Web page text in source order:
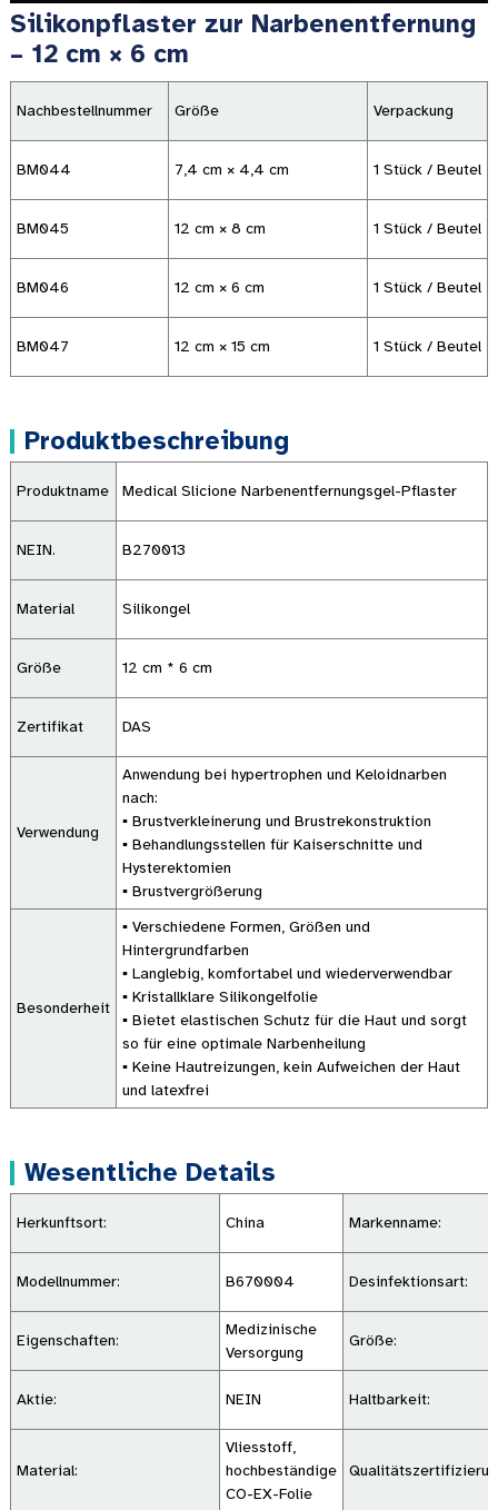
Silikonpflaster zur Narbenentfernung
– 12 cm × 6 cm
Nachbestellnummer Größe Verpackung
BM044 7,4 cm × 4,4 cm 1 Stück / Beutel
BM045 12 cm × 8 cm 1 Stück / Beutel
BM046 12 cm × 6 cm 1 Stück / Beutel
BM047 12 cm × 15 cm 1 Stück / Beutel
Produktbeschreibung
Produktname Medical Slicione Narbenentfernungsgel-Pflaster
NEIN. B270013
Material Silikongel
Größe 12 cm * 6 cm
Zertifikat DAS
Verwendung
Anwendung bei hypertrophen und Keloidnarben
nach:
▪ Brustverkleinerung und Brustrekonstruktion
▪ Behandlungsstellen für Kaiserschnitte und
Hysterektomien
▪ Brustvergrößerung
Besonderheit
▪ Verschiedene Formen, Größen und
Hintergrundfarben
▪ Langlebig, komfortabel und wiederverwendbar
▪ Kristallklare Silikongelfolie
▪ Bietet elastischen Schutz für die Haut und sorgt
so für eine optimale Narbenheilung
▪ Keine Hautreizungen, kein Aufweichen der Haut
und latexfrei
Wesentliche Details
Herkunftsort: China Markenname:
Modellnummer: B670004 Desinfektionsart:
Eigenschaften:
Medizinische
Versorgung
Größe:
Aktie: NEIN Haltbarkeit:
Material:
Vliesstoff,
hochbeständige
CO-EX-Folie